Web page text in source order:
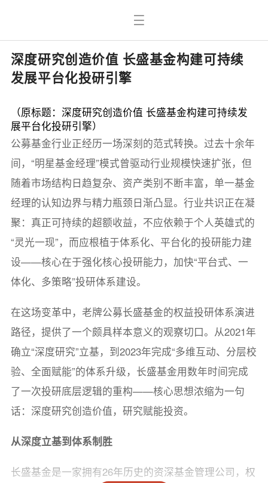
深度研究创造价值 长盛基金构建可持续
发展平台化投研引擎
（原标题：深度研究创造价值 长盛基金构建可持续发
展平台化投研引擎）
公募基金行业正经历一场深刻的范式转换。过去十余年
间，“明星基金经理”模式曾驱动行业规模快速扩张，但
随着市场结构日趋复杂、资产类别不断丰富，单一基金
经理的认知边界与精力瓶颈日渐凸显。行业共识正在凝
聚：真正可持续的超额收益，不应依赖于个人英雄式的
“灵光一现”，而应根植于体系化、平台化的投研能力建
设——核心在于强化核心投研能力，加快“平台式、一
体化、多策略”投研体系建设。
在这场变革中，老牌公募长盛基金的权益投研体系演进
路径，提供了一个颇具样本意义的观察切口。从2021年
确立“深度研究”立基，到2023年完成“多维互动、分层校
验、全面赋能”的体系升级，长盛基金用数年时间完成
了一次投研底层逻辑的重构——核心思想浓缩为一句
话：深度研究创造价值，研究赋能投资。
从深度立基到体系制胜
长盛基金是一家拥有26年历史的资深基金管理公司，权